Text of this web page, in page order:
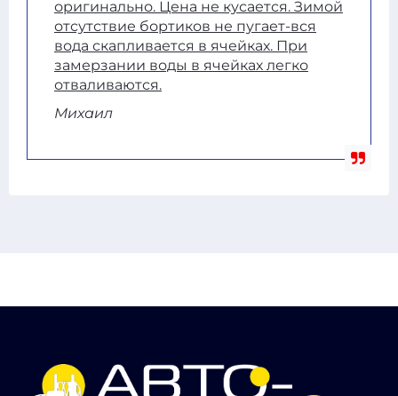
оригинально. Цена не кусается. Зимой
отсутствие бортиков не пугает-вся
вода скапливается в ячейках. При
замерзании воды в ячейках легко
отваливаются.
Михаил